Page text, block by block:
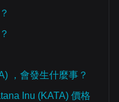
，會發生什麼事？
Inu (KATA) 價格